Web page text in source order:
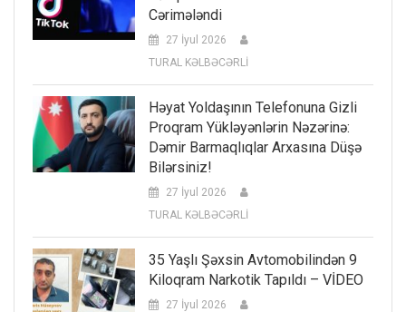
Cərimələndi
27 İyul 2026
TURAL KƏLBƏCƏRLİ
Həyat Yoldaşının Telefonuna Gizli
Proqram Yükləyənlərin Nəzərinə:
Dəmir Barmaqlıqlar Arxasına Düşə
Bilərsiniz!
27 İyul 2026
TURAL KƏLBƏCƏRLİ
35 Yaşlı Şəxsin Avtomobilindən 9
Kiloqram Narkotik Tapıldı – VİDEO
27 İyul 2026